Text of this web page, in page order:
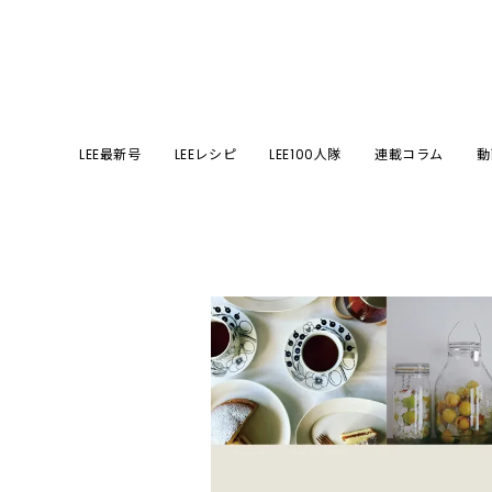
LEE最新号 LEEレシピ LEE100人隊 連載コラム